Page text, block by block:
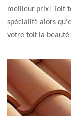
meilleur prix! Toit
spécialité alors
votre toit la